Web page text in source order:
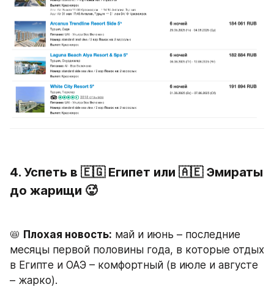
4. Успеть в 🇪🇬 Египет или 🇦🇪 Эмираты
до жарищи 🥵
📛 Плохая новость: май и июнь – последние
месяцы первой половины года, в которые отдых
в Египте и ОАЭ – комфортный (в июле и августе
– жарко).